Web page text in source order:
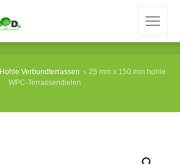
Hohle Verbundterrassen
25 mm x 150 mm hohle
WPC-Terrassendielen